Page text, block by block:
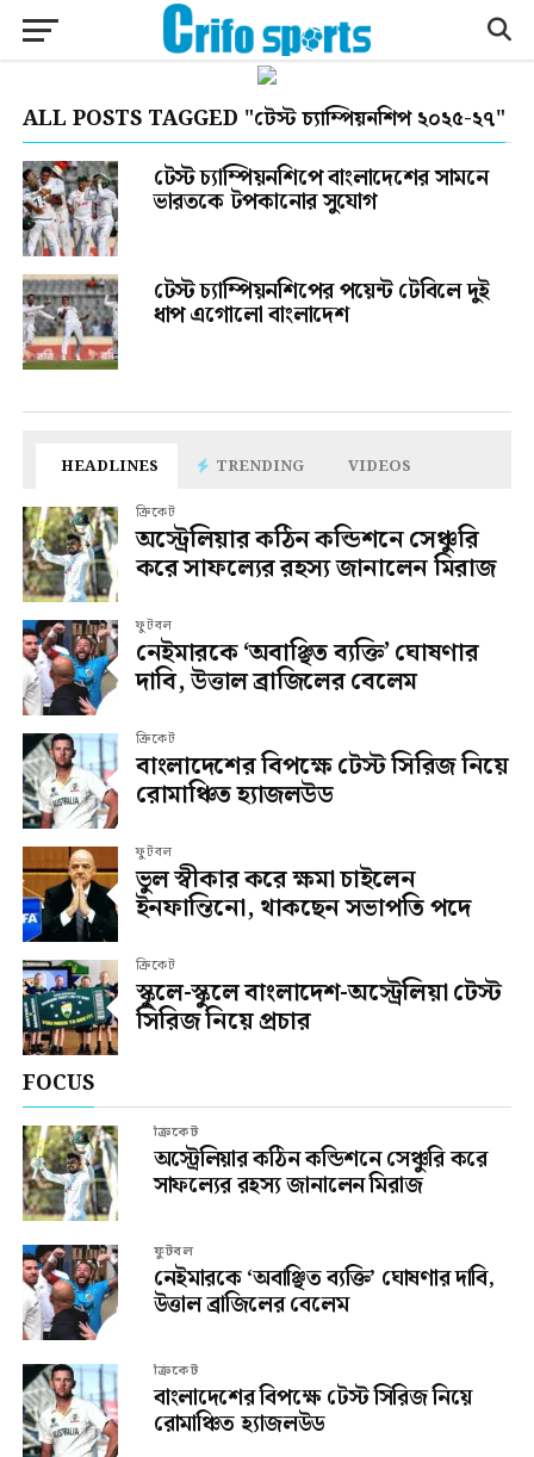
ALL POSTS TAGGED "টেস্ট চ্যাম্পিয়নশিপ ২০২৫-২৭"
টেস্ট চ্যাম্পিয়নশিপে বাংলাদেশের সামনে
ভারতকে টপকানোর সুযোগ
টেস্ট চ্যাম্পিয়নশিপের পয়েন্ট টেবিলে দুই
ধাপ এগোলো বাংলাদেশ
HEADLINES TRENDING VIDEOS
ক্রিকেট
অস্ট্রেলিয়ার কঠিন কন্ডিশনে সেঞ্চুরি
করে সাফল্যের রহস্য জানালেন মিরাজ
ফুটবল
নেইমারকে ‘অবাঞ্ছিত ব্যক্তি’ ঘোষণার
দাবি, উত্তাল ব্রাজিলের বেলেম
ক্রিকেট
বাংলাদেশের বিপক্ষে টেস্ট সিরিজ নিয়ে
রোমাঞ্চিত হ্যাজলউড
ফুটবল
ভুল স্বীকার করে ক্ষমা চাইলেন
ইনফান্তিনো, থাকছেন সভাপতি পদে
ক্রিকেট
স্কুলে-স্কুলে বাংলাদেশ-অস্ট্রেলিয়া টেস্ট
সিরিজ নিয়ে প্রচার
FOCUS
ক্রিকেট
অস্ট্রেলিয়ার কঠিন কন্ডিশনে সেঞ্চুরি করে
সাফল্যের রহস্য জানালেন মিরাজ
ফুটবল
নেইমারকে ‘অবাঞ্ছিত ব্যক্তি’ ঘোষণার দাবি,
উত্তাল ব্রাজিলের বেলেম
ক্রিকেট
বাংলাদেশের বিপক্ষে টেস্ট সিরিজ নিয়ে
রোমাঞ্চিত হ্যাজলউড